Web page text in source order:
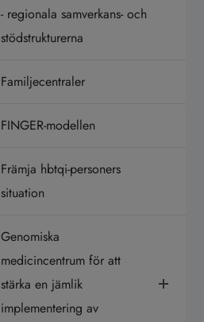
- regionala samverkans- och
stödstrukturerna
Familjecentraler
FINGER-modellen
Främja hbtqi-personers
situation
Genomiska
medicincentrum för att
stärka en jämlik
implementering av